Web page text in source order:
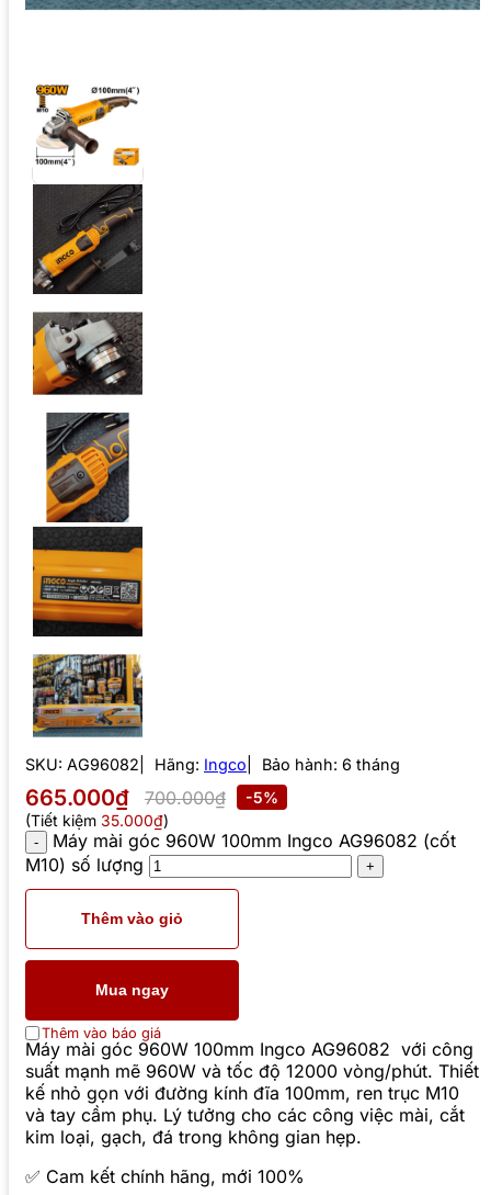
SKU: AG96082 Hãng: Ingco Bảo hành: 6 tháng
665.000₫ 700.000₫
-5%
(Tiết kiệm 35.000₫)
Máy mài góc 960W 100mm Ingco AG96082 (cốt
M10) số lượng
Thêm vào giỏ
Mua ngay
Thêm vào báo giá
Máy mài góc 960W 100mm Ingco AG96082 với công
suất mạnh mẽ 960W và tốc độ 12000 vòng/phút. Thiết
kế nhỏ gọn với đường kính đĩa 100mm, ren trục M10
và tay cầm phụ. Lý tưởng cho các công việc mài, cắt
kim loại, gạch, đá trong không gian hẹp.
✅ Cam kết chính hãng, mới 100%